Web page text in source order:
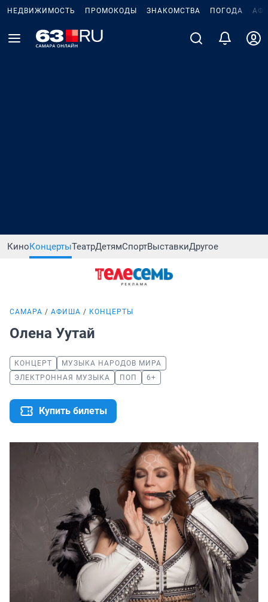
НЕДВИЖИМОСТЬ ПРОМОКОДЫ ЗНАКОМСТВА ПОГОДА
КиноКонцертыТеатрДетямСпортВыставкиДругое
САМАРА АФИША КОНЦЕРТЫ
Олена Уутай
КОНЦЕРТ
МУЗЫКА НАРОДОВ МИРА
ЭЛЕКТРОННАЯ МУЗЫКА
ПОП 6+
Купить билеты